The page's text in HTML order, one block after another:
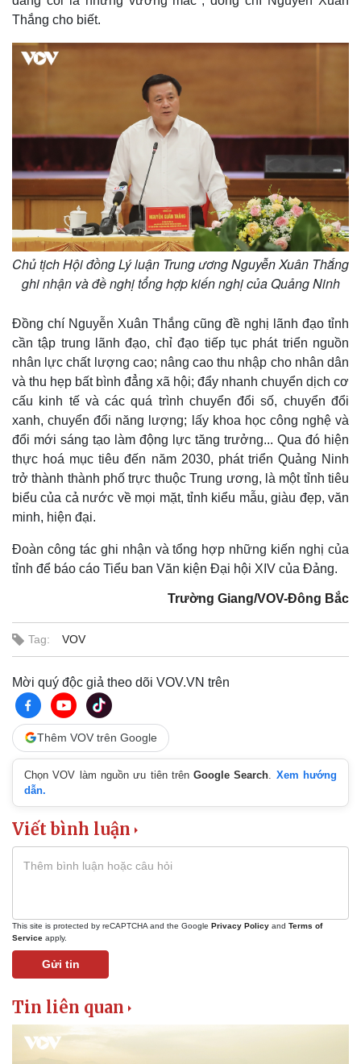
Pháp luật
Vụ án
Tin nóng
Tư vấn luật
Vũ khí
Việt Nam
Thắng cho biết.
Chủ tịch Hội đồng Lý luận Trung ương Nguyễn Xuân Thắng
ghi nhận và đề nghị tổng hợp kiến nghị của Quảng Ninh
Đồng chí Nguyễn Xuân Thắng cũng đề nghị lãnh đạo tỉnh
cần tập trung lãnh đạo, chỉ đạo tiếp tục phát triển nguồn
nhân lực chất lượng cao; nâng cao thu nhập cho nhân dân
và thu hẹp bất bình đẳng xã hội; đẩy nhanh chuyển dịch cơ
cấu kinh tế và các quá trình chuyển đổi số, chuyển đổi
xanh, chuyển đổi năng lượng; lấy khoa học công nghệ và
đổi mới sáng tạo làm động lực tăng trưởng... Qua đó hiện
thực hoá mục tiêu đến năm 2030, phát triển Quảng Ninh
trở thành thành phố trực thuộc Trung ương, là một tỉnh tiêu
biểu của cả nước về mọi mặt, tỉnh kiểu mẫu, giàu đẹp, văn
minh, hiện đại.
Đoàn công tác ghi nhận và tổng hợp những kiến nghị của
tỉnh để báo cáo Tiểu ban Văn kiện Đại hội XIV của Đảng.
Trường Giang/VOV-Đông Bắc
Tag: VOV
Mời quý độc giả theo dõi VOV.VN trên
Thêm VOV trên Google
Chọn VOV làm nguồn ưu tiên trênGoogle Search
Xem hướng
dẫn.
Viết bình luận
This site is protected by reCAPTCHA and the Google Privacy Policy and Terms of
Service apply.
Gửi tin
Tin liên quan